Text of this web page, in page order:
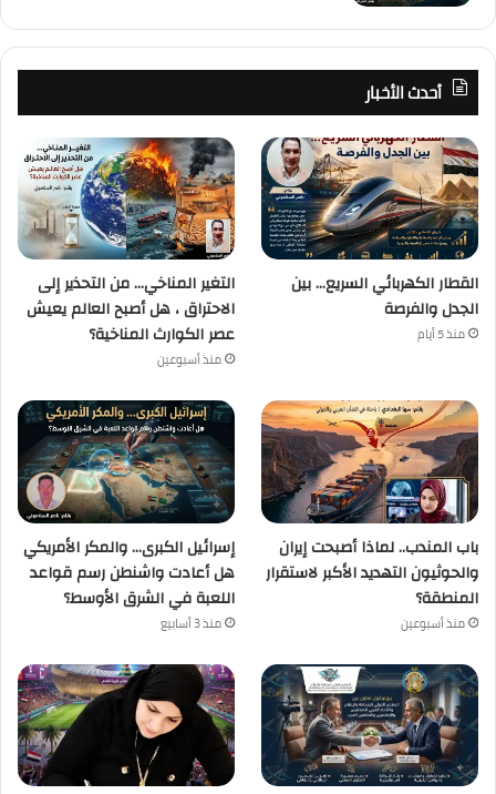
أحدث الأخبار
القطار الكهربائي السريع… بين
الجدل والفرصة
منذ 5 أيام
التغير المناخي… من التحذير إلى
الاحتراق ، هل أصبح العالم يعيش
عصر الكوارث المناخية؟
منذ أسبوعين
باب المندب.. لماذا أصبحت إيران
والحوثيون التهديد الأكبر لاستقرار
المنطقة؟
منذ أسبوعين
إسرائيل الكبرى… والمكر الأمريكي
هل أعادت واشنطن رسم قواعد
اللعبة في الشرق الأوسط؟
منذ 3 أسابيع